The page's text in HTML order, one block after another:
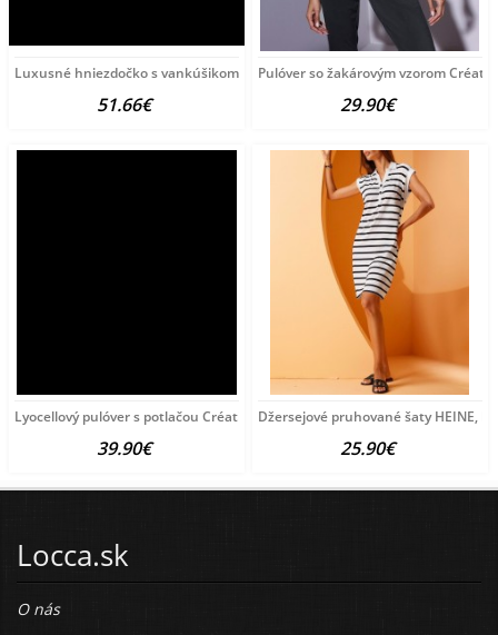
Luxusné hniezdočko s vankúšikom a perinkou
51.66€
Pulóver so žakárovým vzorom
29.90€
Lyocellový pulóver s potlačou Création
39.90€
Džersejové pruhované šaty HEINE,
25.90€
Locca.sk
O nás